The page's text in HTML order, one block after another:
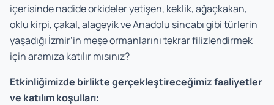
içerisinde nadide orkideler yetişen, keklik, ağaçkakan,
oklu kirpi, çakal, alageyik ve Anadolu sincabı gibi türlerin
yaşadığı İzmir’in meşe ormanlarını tekrar filizlendirmek
için aramıza katılır mısınız?
Etkinliğimizde birlikte gerçekleştireceğimiz faaliyetler
ve katılım koşulları: